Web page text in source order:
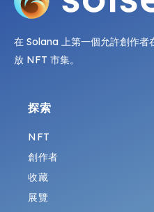
在 Solana 上第一個允許創作者
放 NFT 市集。
探索
NFT
創作者
收藏
展覽